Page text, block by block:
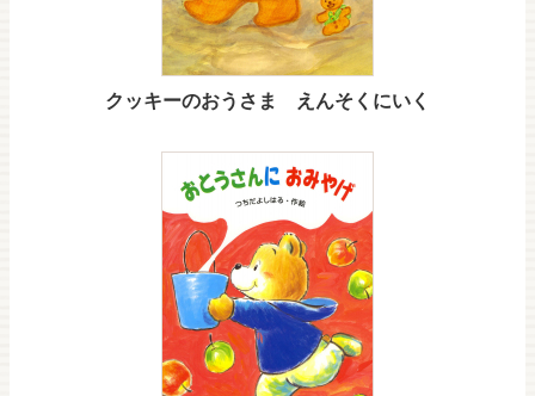
クッキーのおうさま えんそくにいく